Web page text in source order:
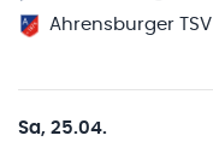
Ahrensburger TSV
Sa, 25.04.